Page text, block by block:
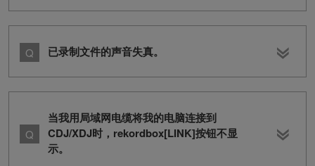
已录制文件的声音失真。
当我用局域网电缆将我的电脑连接到
CDJ/XDJ时，rekordbox[LINK]按钮不显
示。